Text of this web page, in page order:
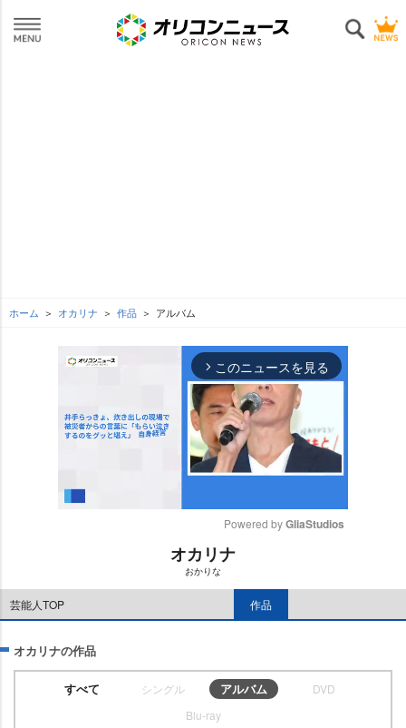
ホーム オカリナ 作品 アルバム
arrow_forward_ios このニュースを見る
Powered by GliaStudios
オカリナ
おかりな
芸能人TOP 作品
オカリナの作品
すべて シングル アルバム
DVD
Blu-ray